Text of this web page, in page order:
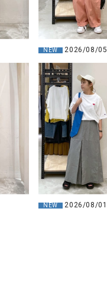
NEW 2026/08/05
NEW 2026/08/01